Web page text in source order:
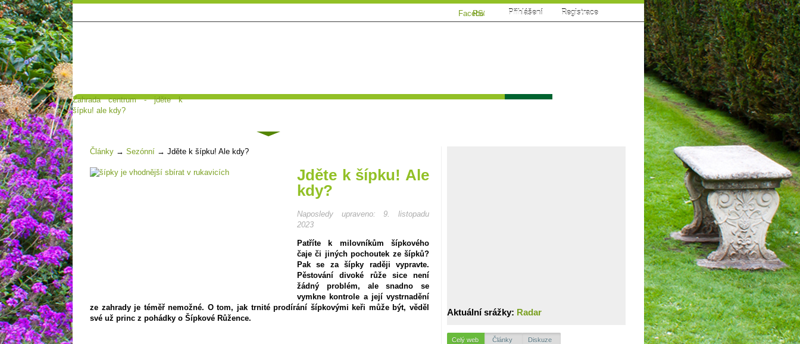
Přihlášení Registrace
Facebook
RSS
Zahrada centrum - jděte k
šípku! ale kdy?
Hlavní strana
Články → Sezónní → Jděte k šípku! Ale kdy?
Jděte k šípku! Ale
kdy?
Naposledy upraveno:9. listopadu
2023
Patříte k milovníkům šípkového
čaje či jiných pochoutek ze šípků?
Pak se za šípky raději vypravte.
Pěstování divoké růže sice není
žádný problém, ale snadno se
vymkne kontrole a její vystrnadění
ze zahrady je téměř nemožné. O tom, jak trnité prodírání šípkovými keři může být, věděl
své už princ z pohádky o Šípkové Růžence.
Aktuální srážky: Radar
Celý web Články Diskuze